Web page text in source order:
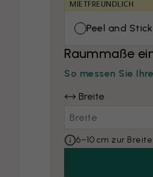
MIETFREUNDLICH
Peel and
Raummaße
So messen Sie
Breite
6–10 cm zur